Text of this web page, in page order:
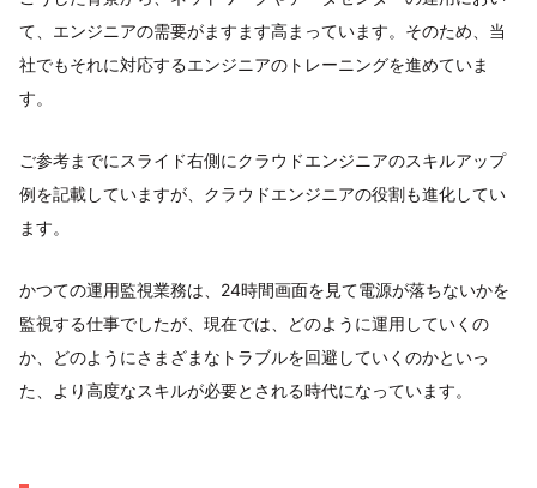
て、エンジニアの需要がますます高まっています。そのため、当
社でもそれに対応するエンジニアのトレーニングを進めていま
す。
ご参考までにスライド右側にクラウドエンジニアのスキルアップ
例を記載していますが、クラウドエンジニアの役割も進化してい
ます。
かつての運用監視業務は、24時間画面を見て電源が落ちないかを
監視する仕事でしたが、現在では、どのように運用していくの
か、どのようにさまざまなトラブルを回避していくのかといっ
た、より高度なスキルが必要とされる時代になっています。